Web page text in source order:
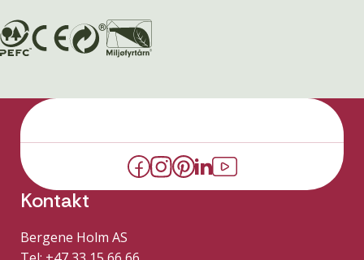
Kontakt
Bergene Holm AS